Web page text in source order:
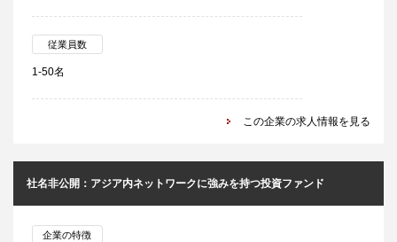
従業員数
1-50名
この企業の求人情報を見る
社名非公開：アジア内ネットワークに強みを持つ投資ファンド
企業の特徴